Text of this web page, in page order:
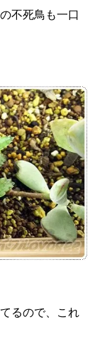
不死鳥も一口
るので、これ